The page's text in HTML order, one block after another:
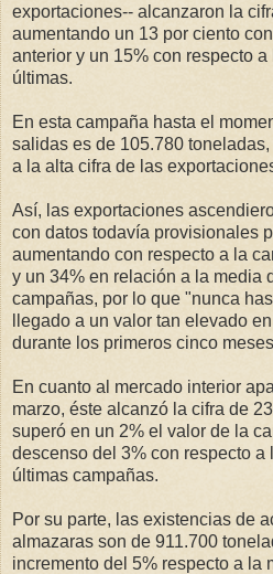
exportaciones-- alcanzaron la
aumentando un 13 por ciento
anterior y un 15% con respecto
últimas.
En esta campaña hasta el
salidas es de 105.780
a la alta cifra de las
Así, las exportaciones
con datos todavía provisionales
aumentando con respecto a la
y un 34% en relación a la media
campañas, por lo que "nunca
llegado a un valor tan elevado
durante los primeros cinco
En cuanto al mercado interior
marzo, éste alcanzó la cifra de
superó en un 2% el valor de la
descenso del 3% con respecto a
últimas campañas.
Por su parte, las existencias de
almazaras son de 911.700
incremento del 5% respecto a la